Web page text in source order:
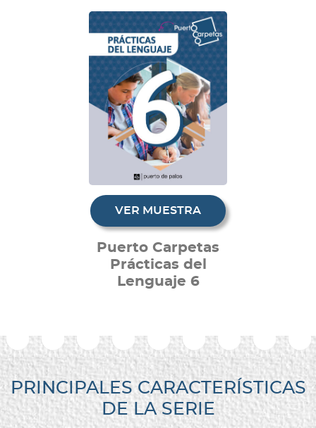
VER MUESTRA
Puerto Carpetas
Prácticas del
Lenguaje 6
PRINCIPALES CARACTERÍSTICAS
DE LA SERIE